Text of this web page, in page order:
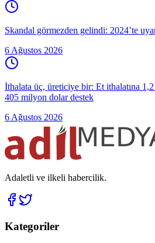
Skandal görmezden gelindi: 2024’te
6 Ağustos 2026
İthalata üç, üreticiye bir: Et ithalatına
405 milyon dolar destek
6 Ağustos 2026
Adaletli ve ilkeli habercilik.
Kategoriler